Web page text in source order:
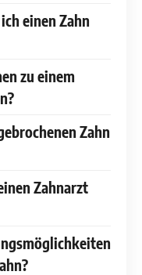
einen Zahn
zu einem
Zahn
Zahnarzt